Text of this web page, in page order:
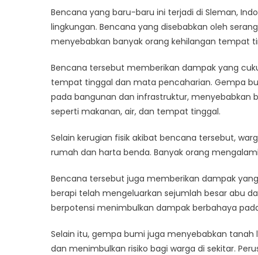
dan
Bencana yang baru-baru ini terjadi di Sleman,
lingkungan. Bencana yang disebabkan oleh
menyebabkan banyak orang kehilangan tempat
Bencana tersebut memberikan dampak yang
tempat tinggal dan mata pencaharian. Gempa
pada bangunan dan infrastruktur, menyebabkan
seperti makanan, air, dan tempat tinggal.
Selain kerugian fisik akibat bencana tersebut,
rumah dan harta benda. Banyak orang
Bencana tersebut juga memberikan dampak
berapi telah mengeluarkan sejumlah besar abu
berpotensi menimbulkan dampak berbahaya
Selain itu, gempa bumi juga menyebabkan
dan menimbulkan risiko bagi warga di sekitar.